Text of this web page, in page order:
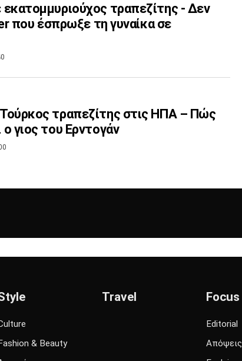
εκατομμυριούχος τραπεζίτης - Δεν
που έσπρωξε τη γυναίκα σε
τραπεζίτης στις ΗΠΑ – Πώς
γιος του Ερντογάν
& Beauty
Travel Focus
Editorial
Απόψεις